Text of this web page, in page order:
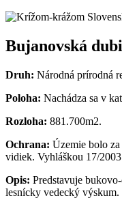
Bujanovská
Druh: Národná prírodná
Poloha: Nachádza sa v
Rozloha: 881.700m2.
Ochrana: Územie bolo
vidiek. Vyhláškou 17/
Opis: Predstavuje
lesnícky vedecký výskum.